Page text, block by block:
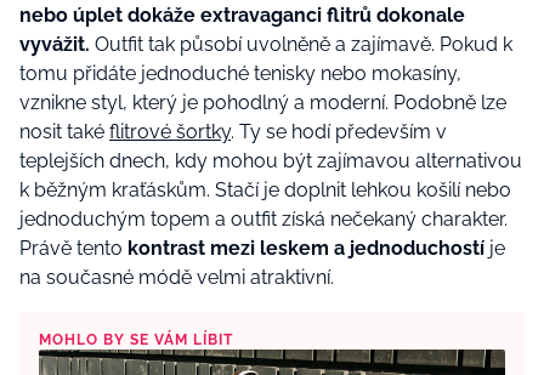
nebo úplet dokáže extravaganci flitrů dokonale
vyvážit. Outfit tak působí uvolněně a zajímavě. Pokud k
tomu přidáte jednoduché tenisky nebo mokasíny,
vznikne styl, který je pohodlný a moderní. Podobně lze
nosit také flitrové šortky. Ty se hodí především v
teplejších dnech, kdy mohou být zajímavou alternativou
k běžným kraťáskům. Stačí je doplnit lehkou košilí nebo
jednoduchým topem a outfit získá nečekaný charakter.
Právě tento kontrast mezi leskem a jednoduchostí je
na současné módě velmi atraktivní.
MOHLO BY SE VÁM LÍBIT